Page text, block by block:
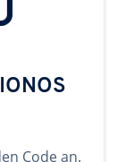
Code an.